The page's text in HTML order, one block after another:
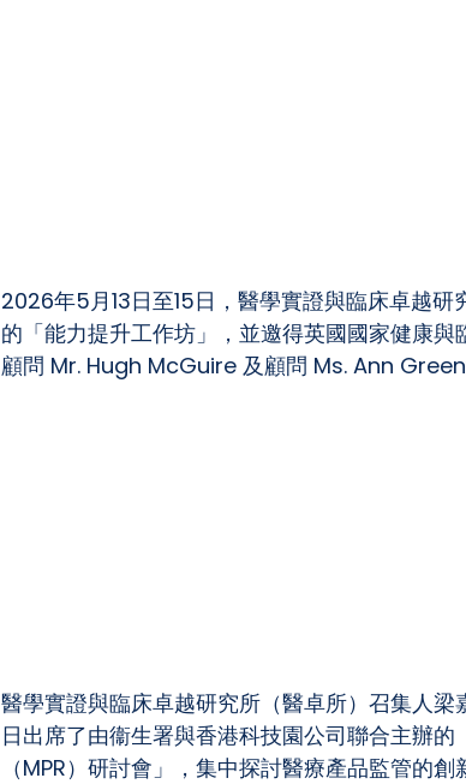
2026年5月13日至15日，醫學實證與臨床卓越研
的「能力提升工作坊」，並邀得英國國家健康與
顧問 Mr. Hugh McGuire 及顧問 Ms. Ann
醫學實證與臨床卓越研究所（醫卓所）召集人
日出席了由衞生署與香港科技園公司聯合主辦的
（MPR）研討會」，集中探討醫療產品監管的